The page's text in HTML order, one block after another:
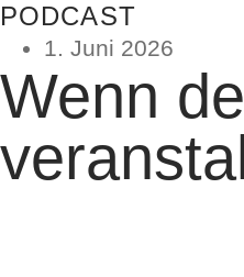
PODCAST
1. Juni 2026
Wenn